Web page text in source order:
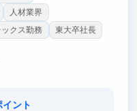
人材業界
ックス勤務 東大卒社長
ント